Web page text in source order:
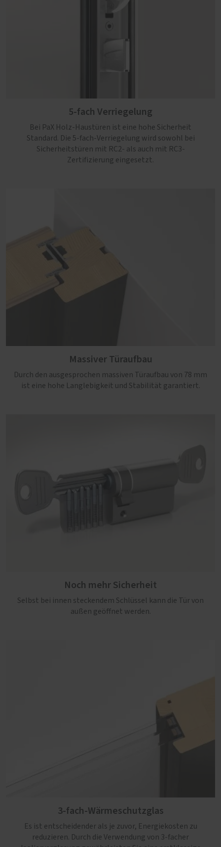
5-fach Verriegelung
Bei PaX Holz-Haustüren ist eine hohe Sicherheit
Standard. Die 5-fach-Verriegelung wird sowohl bei
Sicherheitstüren mit RC2- als auch mit RC3-
Zertifizierung eingesetzt.
Massiver Türaufbau
Durch den ausgesprochen massiven Türaufbau von 78 mm
ist eine hohe Langlebigkeit und Stabilität garantiert.
Noch mehr Sicherheit
Selbst bei innen steckendem Schlüssel kann die Tür von
außen geöffnet werden.
3-fach-Wärmeschutzglas
Es ist entscheidender als je zuvor, Energiekosten zu
reduzieren. Durch die Verwendung von 3-facher